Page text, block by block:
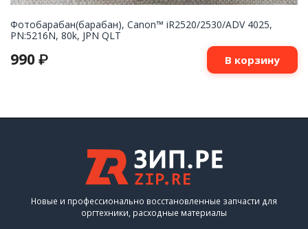
Фотобарабан(барабан), Canon™ iR2520/2530/ADV 4025,
PN:5216N, 80k, JPN QLT
990 ₽ В корзину
Новые и профессионально восстановленные запчасти для
оргтехники, расходные материалы